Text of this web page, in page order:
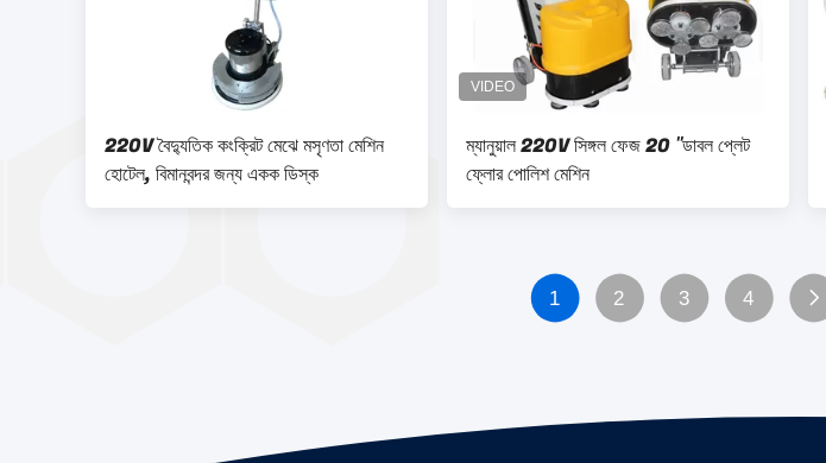
220V বৈদ্যুতিক কংক্রিট মেঝে মসৃণতা মেশিন
হোটেল, বিমানবন্দর জন্য একক ডিস্ক
ম্যানুয়াল 220V সিঙ্গল ফেজ 20 "ডাবল প্লেট
ফ্লোর পোলিশ মেশিন
1 2 3 4